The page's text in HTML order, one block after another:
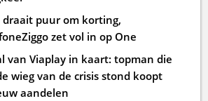
draait puur om korting,
zet vol in op One
van Viaplay in kaart: topman die
wieg van de crisis stond koopt
aandelen